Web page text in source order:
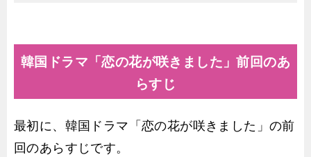
韓国ドラマ「恋の花が咲きました」前回のあ
らすじ
最初に、韓国ドラマ「恋の花が咲きました」の前
回のあらすじです。